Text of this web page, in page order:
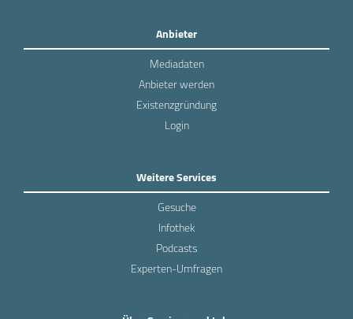
Anbieter
Mediadaten
Anbieter werden
Existenzgründung
Login
Weitere Services
Gesuche
Infothek
Podcasts
Experten-Umfragen